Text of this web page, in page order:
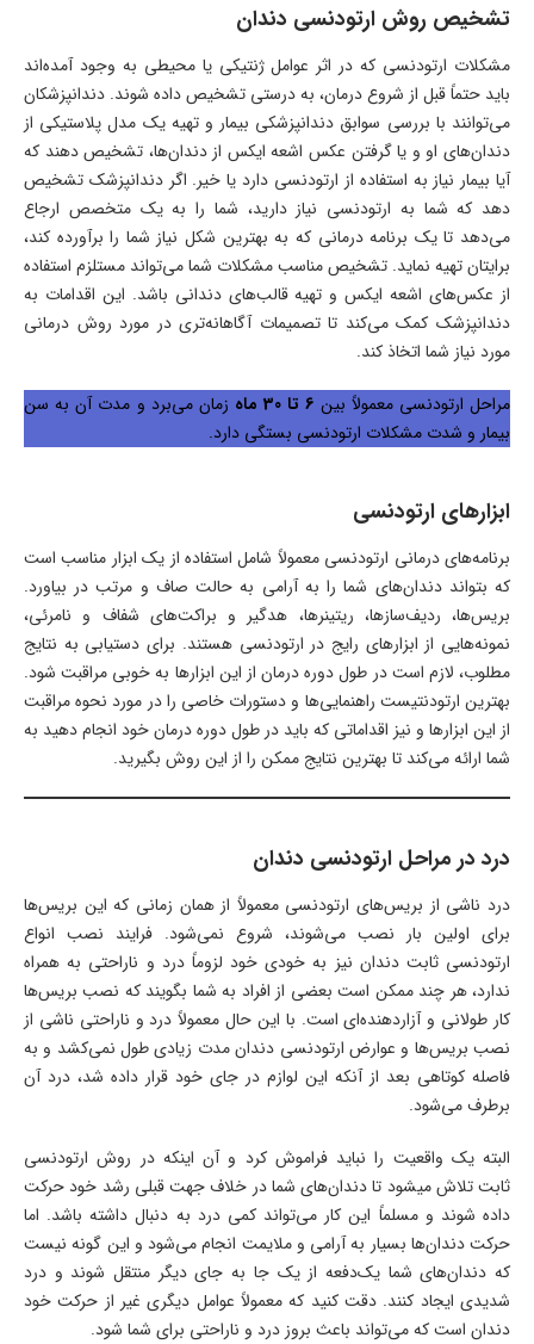
تشخیص روش ارتودنسی دندان
مشکلات ارتودنسی که در اثر عوامل ژنتیکی یا محیطی به وجود آمده‌اند
باید حتماً قبل از شروع درمان، به درستی تشخیص داده شوند. دندانپزشکان
می‌توانند با بررسی سوابق دندانپزشکی بیمار و تهیه یک مدل پلاستیکی از
دندان‌های او و یا گرفتن عکس اشعه ایکس از دندان‌ها، تشخیص دهند که
آیا بیمار نیاز به استفاده از ارتودنسی دارد یا خیر. اگر دندانپزشک تشخیص
دهد که شما به ارتودنسی نیاز دارید، شما را به یک متخصص ارجاع
می‌دهد تا یک برنامه درمانی که به بهترین شکل نیاز شما را برآورده کند،
برایتان تهیه نماید. تشخیص مناسب مشکلات شما می‌تواند مستلزم استفاده
از عکس‌های اشعه ایکس و تهیه قالب‌های دندانی باشد. این اقدامات به
دندانپزشک کمک می‌کند تا تصمیمات آگاهانه‌تری در مورد روش درمانی
مورد نیاز شما اتخاذ کند.
مراحل ارتودنسی معمولاً بین 6 تا 30 ماه
زمان می‌برد و مدت آن به سن
بیمار و شدت مشکلات ارتودنسی بستگی دارد.
ابزارهای ارتودنسی
برنامه‌های درمانی ارتودنسی معمولاً شامل استفاده از یک ابزار مناسب است
که بتواند دندان‌های شما را به آرامی به حالت صاف و مرتب در بیاورد.
بریس‌ها، ردیف‌سازها، ریتینرها، هدگیر و براکت‌های شفاف و نامرئی،
نمونه‌هایی از ابزارهای رایج در ارتودنسی هستند. برای دستیابی به نتایج
مطلوب، لازم است در طول دوره درمان از این ابزارها به خوبی مراقبت شود.
بهترین ارتودنتیست راهنمایی‌ها و دستورات خاصی را در مورد نحوه مراقبت
از این ابزارها و نیز اقداماتی که باید در طول دوره درمان خود انجام دهید به
شما ارائه می‌کند تا بهترین نتایج ممکن را از این روش بگیرید.
درد در مراحل ارتودنسی دندان
درد ناشی از بریس‌های ارتودنسی معمولاً از همان زمانی که این بریس‌ها
برای اولین بار نصب می‌شوند، شروع نمی‌شود. فرایند نصب انواع
ارتودنسی ثابت دندان نیز به خودی خود لزوماً درد و ناراحتی به همراه
ندارد، هر چند ممکن است بعضی از افراد به شما بگویند که نصب بریس‌ها
کار طولانی و آزاردهنده‌ای است. با این حال معمولاً درد و ناراحتی ناشی از
نصب بریس‌ها و عوارض ارتودنسی دندان مدت زیادی طول نمی‌کشد و به
فاصله کوتاهی بعد از آنکه این لوازم در جای خود قرار داده شد، درد آن
برطرف می‌شود.
البته یک واقعیت را نباید فراموش کرد و آن اینکه در روش ارتودنسی
ثابت تلاش ميشود تا دندان‌های شما در خلاف جهت قبلی رشد خود حرکت
داده شوند و مسلماً این کار می‌تواند کمی درد به دنبال داشته باشد. اما
حرکت دندان‌ها بسیار به آرامی و ملایمت انجام می‌شود و این گونه نیست
که دندان‌های شما يک‌دفعه از یک جا به جای دیگر منتقل شوند و درد
شديدی ايجاد کنند. دقت کنید که معمولاً عوامل دیگری غیر از حرکت خود
دندان است که می‌تواند باعث بروز درد و ناراحتی برای شما شود.